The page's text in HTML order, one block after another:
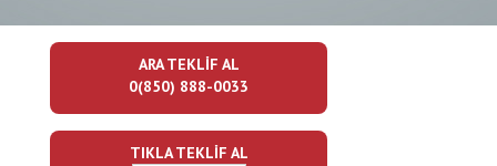
ARA TEKLİF AL
0(850) 888-0033
TIKLA TEKLİF AL